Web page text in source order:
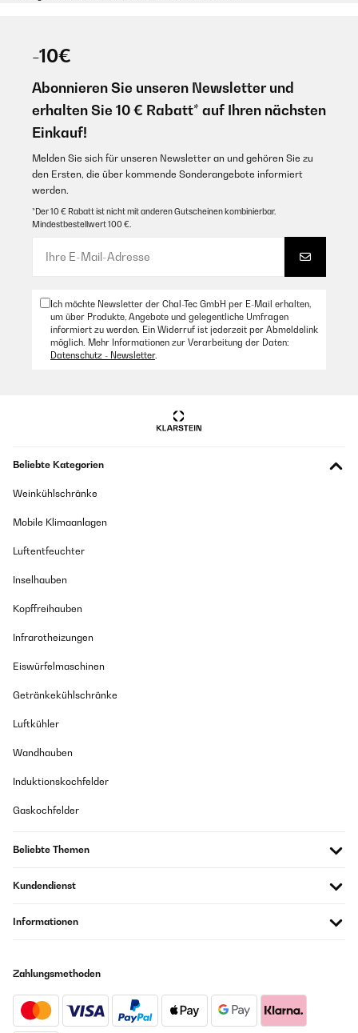
-10€
Abonnieren Sie unseren Newsletter und
erhalten Sie 10 € Rabatt* auf Ihren nächsten
Einkauf!
Melden Sie sich für unseren Newsletter an und gehören Sie zu
den Ersten, die über kommende Sonderangebote informiert
werden.
*Der 10 € Rabatt ist nicht mit anderen Gutscheinen kombinierbar.
Mindestbestellwert 100 €.
Ich möchte Newsletter der Chal-Tec GmbH per E-Mail erhalten,
um über Produkte, Angebote und gelegentliche Umfragen
informiert zu werden. Ein Widerruf ist jederzeit per Abmeldelink
möglich. Mehr Informationen zur Verarbeitung der Daten:
Datenschutz - Newsletter.
Beliebte Kategorien
Weinkühlschränke
Mobile Klimaanlagen
Luftentfeuchter
Inselhauben
Kopffreihauben
Infrarotheizungen
Eiswürfelmaschinen
Getränkekühlschränke
Luftkühler
Wandhauben
Induktionskochfelder
Gaskochfelder
Beliebte Themen
Kundendienst
Informationen
Zahlungsmethoden